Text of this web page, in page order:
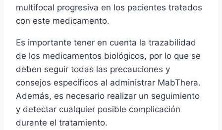
multifocal progresiva en los pacientes tratados
con este medicamento.
Es importante tener en cuenta la trazabilidad
de los medicamentos biológicos, por lo que se
deben seguir todas las precauciones y
consejos específicos al administrar MabThera.
Además, es necesario realizar un seguimiento
y detectar cualquier posible complicación
durante el tratamiento.